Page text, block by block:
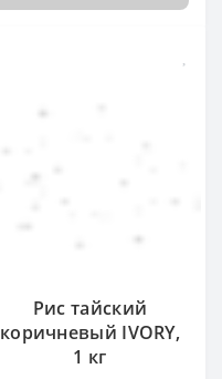
Рис тайский
коричневый IVORY,
1 кг